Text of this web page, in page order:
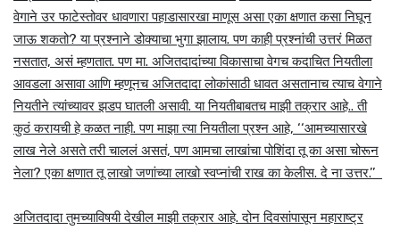
वेगाने उर फाटेस्तोवर धावणारा पहाडासारखा माणूस असा एका क्षणात कसा निघून
जाऊ शकतो? या प्रश्नाने डोक्याचा भुगा झालाय. पण काही प्रश्नांची उत्तरं मिळत
नसतात, असं म्हणतात. पण मा. अजितदादांच्या विकासाचा वेगच कदाचित नियतीला
आवडला असावा आणि म्हणूनच अजितदादा लोकांसाठी धावत असतानाच त्याच वेगाने
नियतीने त्यांच्यावर झडप घातली असावी. या नियतीबाबतच माझी तक्रार आहे.. ती
कुठं करायची हे कळत नाही. पण माझा त्या नियतीला प्रश्न आहे, ‘‘आमच्यासारखे
लाख नेले असते तरी चाललं असतं, पण आमचा लाखांचा पोशिंदा तू का असा चोरून
नेला? एका क्षणात तू लाखो जणांच्या लाखो स्वप्नांची राख का केलीस. दे ना उत्तर.’’
अजितदादा तुमच्याविषयी देखील माझी तक्रार आहे. दोन दिवसांपासून महाराष्ट्र